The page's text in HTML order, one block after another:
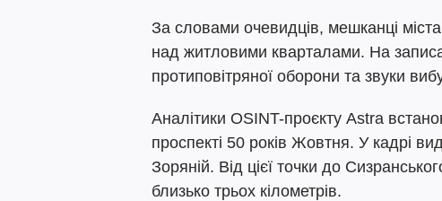
За словами очевидців, мешканці
над житловими кварталами. На
протиповітряної оборони та звуки
Аналітики OSINT-проєкту Astra
проспекті 50 років Жовтня. У кадрі
Зоряній. Від цієї точки до
близько трьох кілометрів.